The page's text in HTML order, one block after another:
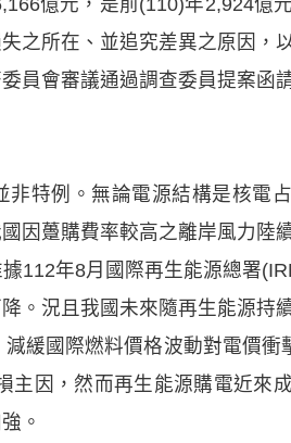
之所在、並追究差異之原因，
員會審議通過調查委員提案函
特例。無論電源結構是核電
因躉購費率較高之離岸風力陸
112年8月國際再生能源總署
。況且我國未來隨再生能源持
緩國際燃料價格波動對電價衝
主因，然而再生能源購電近來
。